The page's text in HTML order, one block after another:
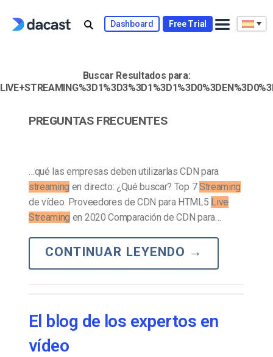
Dashboard Free Trial
Buscar Resultados para:
PREGUNTAS FRECUENTES
…qué las empresas deben utilizarlas CDN para
streaming en directo: ¿Qué buscar? Top 7Streaming
de vídeo. Proveedores de CDN para HTML5 Live
Streaming en 2020 Comparación de CDN para…
CONTINUAR LEYENDO →
El blog de los expertos en
vídeo